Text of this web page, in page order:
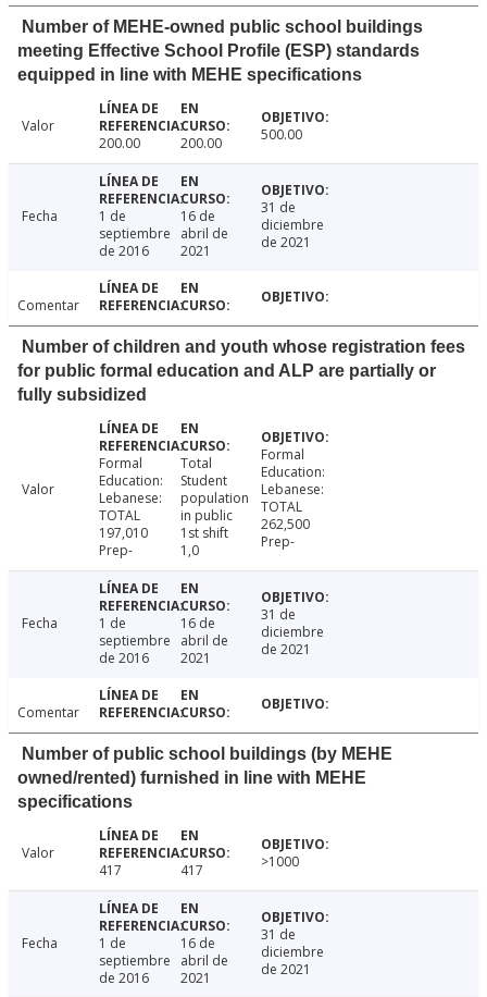
Number of MEHE-owned public school buildings
meeting Effective School Profile (ESP) standards
equipped in line with MEHE specifications
Valor
200.00
200.00 500.00
Fecha
1 de
septiembre
de 2016
16 de
abril de
2021
31 de
diciembre
de 2021
Comentar
Number of children and youth whose registration fees
for public formal education and ALP are partially or
fully subsidized
Valor
Formal
Education:
Lebanese:
TOTAL
197,010
Prep-
Total
Student
population
in public
1st shift
1,0
Formal
Education:
Lebanese:
TOTAL
262,500
Prep-
Fecha
1 de
septiembre
de 2016
16 de
abril de
2021
31 de
diciembre
de 2021
Comentar
Number of public school buildings (by MEHE
owned/rented) furnished in line with MEHE
specifications
Valor
417
417 >1000
Fecha
1 de
septiembre
de 2016
16 de
abril de
2021
31 de
diciembre
de 2021